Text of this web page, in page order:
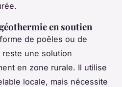
en soutien
de poêles ou de
une solution
en zone rurale. Il utilise
locale, mais nécessite